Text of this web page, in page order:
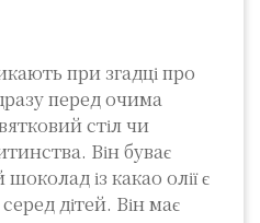
при згадці про
перед очима
стіл чи
Він буває
із какао олії є
дітей. Він має